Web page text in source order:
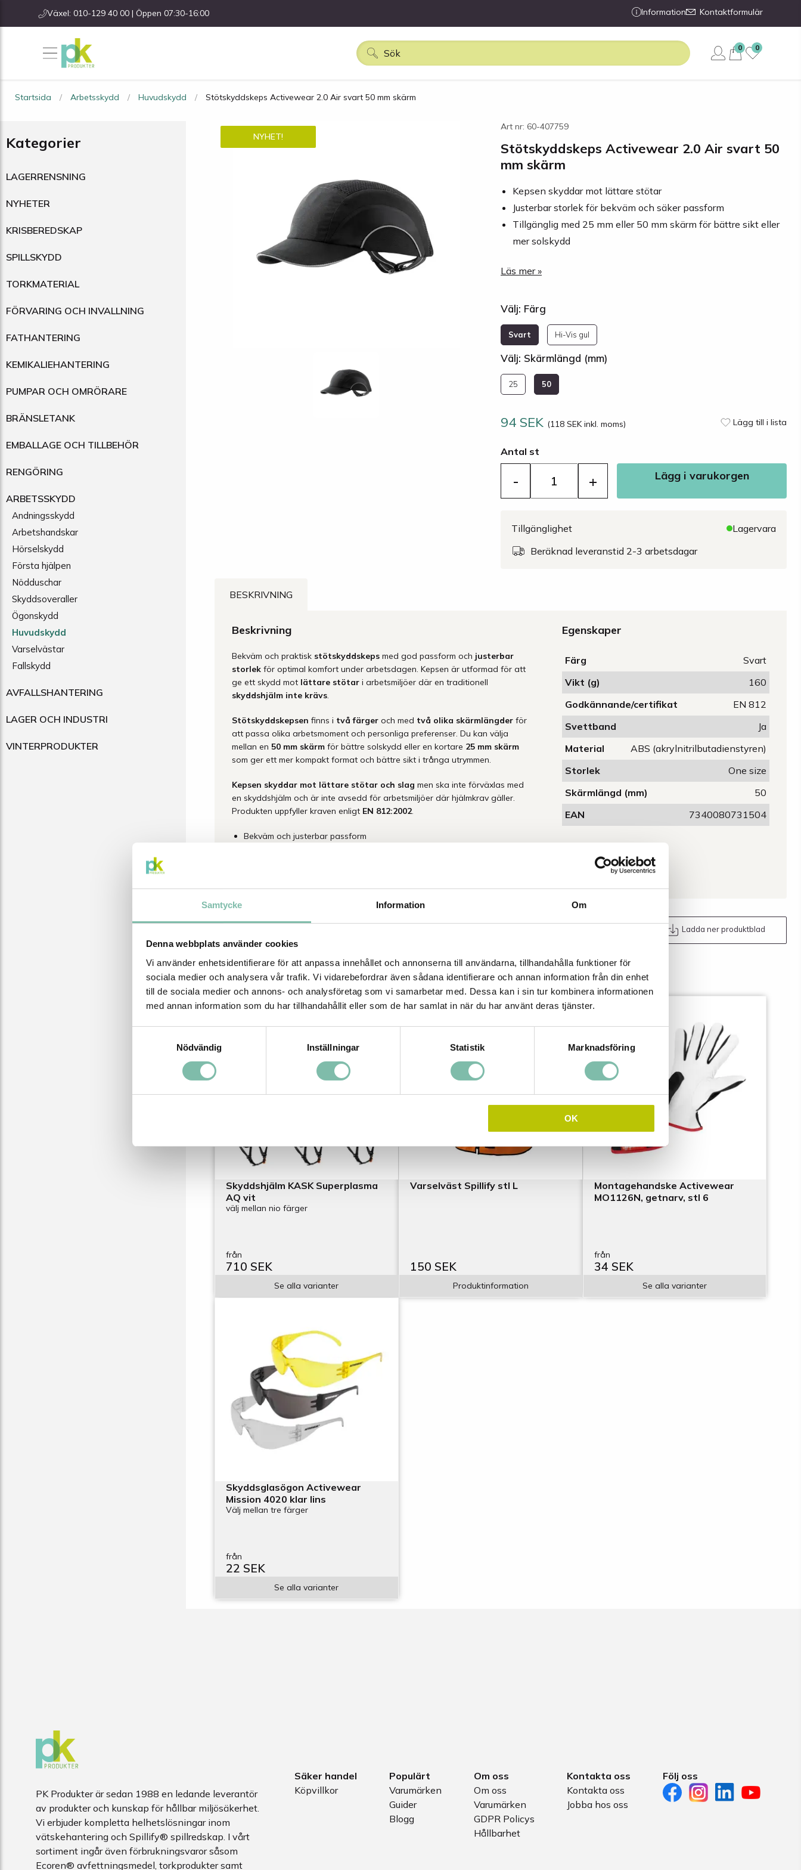
Samtycke Information Om
Denna webbplats använder cookies
Vi använder enhetsidentifierare för att anpassa innehållet och annonserna till användarna, tillhandahålla funktioner för
sociala medier och analysera vår trafik. Vi vidarebefordrar även sådana identifierare och annan information från din enhet
till de sociala medier och annons- och analysföretag som vi samarbetar med. Dessa kan i sin tur kombinera informationen
med annan information som du har tillhandahållit eller som de har samlat in när du har använt deras tjänster.
Nödvändig
Inställningar Statistik Marknadsföring
OK
Växel: 010-129 40 00 | Öppen 07:30-16:00 Information Kontaktformulär
0 0
Startsida Arbetsskydd Huvudskydd Stötskyddskeps Activewear 2.0 Air svart 50 mm skärm
Kategorier
LAGERRENSNING
NYHETER
KRISBEREDSKAP
SPILLSKYDD
TORKMATERIAL
FÖRVARING OCH INVALLNING
FATHANTERING
KEMIKALIEHANTERING
PUMPAR OCH OMRÖRARE
BRÄNSLETANK
EMBALLAGE OCH TILLBEHÖR
RENGÖRING
ARBETSSKYDD
Andningsskydd
Arbetshandskar
Hörselskydd
Första hjälpen
Nödduschar
Skyddsoveraller
Ögonskydd
Huvudskydd
Varselvästar
Fallskydd
AVFALLSHANTERING
LAGER OCH INDUSTRI
VINTERPRODUKTER
NYHET!
Art nr: 60-407759
Stötskyddskeps Activewear 2.0 Air svart 50
mm skärm
Kepsen skyddar mot lättare stötar
Justerbar storlek för bekväm och säker passform
Tillgänglig med 25 mm eller 50 mm skärm för bättre sikt eller
mer solskydd
Läs mer »
Välj: Färg
Svart Hi-Vis gul
Välj: Skärmlängd (mm)
25 50
94 SEK (118 SEK inkl. moms) Lägg till i lista
Antal st
- + Lägg i varukorgen
Tillgänglighet
Lagervara
Beräknad leveranstid 2-3 arbetsdagar
BESKRIVNING
Beskrivning
Bekväm och praktisk stötskyddskeps med god passform och justerbar
storlek för optimal komfort under arbetsdagen. Kepsen är utformad för att
ge ett skydd mot lättare stötar i arbetsmiljöer där en traditionell
skyddshjälm inte krävs.
Stötskyddskepsen finns i två färger och med två olika skärmlängder för
att passa olika arbetsmoment och personliga preferenser. Du kan välja
mellan en 50 mm skärm för bättre solskydd eller en kortare 25 mm skärm
som ger ett mer kompakt format och bättre sikt i trånga utrymmen.
Kepsen skyddar mot lättare stötar och slag men ska inte förväxlas med
en skyddshjälm och är inte avsedd för arbetsmiljöer där hjälmkrav gäller.
Produkten uppfyller kraven enligt EN 812:2002.
Bekväm och justerbar passform
Egenskaper
Färg
Svart
Vikt (g)
160
Godkännande/certifikat
EN 812
Svettband
Ja
Material
ABS (akrylnitrilbutadienstyren)
Storlek
One size
Skärmlängd (mm)
50
EAN
7340080731504
Ladda ner produktblad
Relaterade produkter
NYHET!
Skyddshjälm KASK Superplasma
AQ vit
välj mellan nio färger
från
710 SEK
Se alla varianter
Varselväst Spillify stl L
150 SEK
Produktinformation
Montagehandske Activewear
MO1126N, getnarv, stl 6
från
34 SEK
Se alla varianter
Skyddsglasögon Activewear
Mission 4020 klar lins
Välj mellan tre färger
från
22 SEK
Se alla varianter
PK Produkter är sedan 1988 en ledande leverantör
av produkter och kunskap för hållbar miljösäkerhet.
Vi erbjuder kompletta helhetslösningar inom
vätskehantering och Spillify® spillredskap. I vårt
sortiment ingår även förbrukningsvaror såsom
Ecoren® avfettningsmedel, torkprodukter samt
Säker handel
Köpvillkor
Populärt
Varumärken
Guider
Blogg
Om oss
Om oss
Varumärken
GDPR Policys
Hållbarhet
Kontakta oss
Kontakta oss
Jobba hos oss
Följ oss